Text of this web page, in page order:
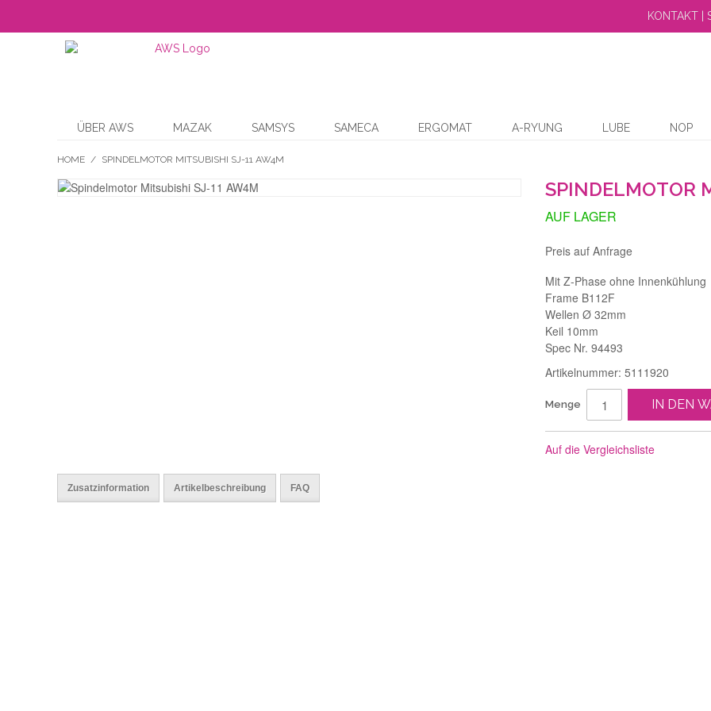
KONTAKT |
ÜBER AWS MAZAK SAMSYS SAMECA ERGOMAT A-RYUNG LUBE NOP
HOME / SPINDELMOTOR MITSUBISHI SJ-11 AW4M
SPINDELMOTOR
AUF LAGER
Preis auf Anfrage
Mit Z-Phase ohne Innenkühlung
Frame B112F
Wellen Ø 32mm
Keil 10mm
Spec Nr. 94493
Artikelnummer: 5111920
Menge IN DEN
Auf die Vergleichsliste
Zusatzinformation Artikelbeschreibung FAQ